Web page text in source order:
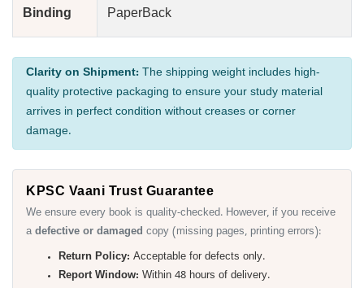
Binding PaperBack
Clarity on Shipment: The shipping weight includes high-
quality protective packaging to ensure your study material
arrives in perfect condition without creases or corner
damage.
KPSC Vaani Trust Guarantee
We ensure every book is quality-checked. However, if you receive
adefective or damaged copy (missing pages, printing errors):
Return Policy: Acceptable for defects only.
Report Window: Within 48 hours of delivery.